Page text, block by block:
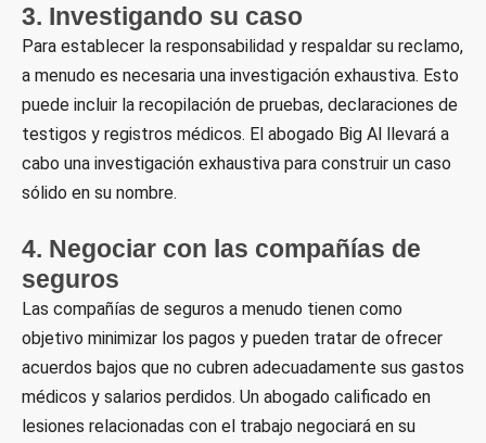
3. Investigando su caso
Para establecer la responsabilidad y respaldar su reclamo,
a menudo es necesaria una investigación exhaustiva. Esto
puede incluir la recopilación de pruebas, declaraciones de
testigos y registros médicos. El abogado Big Al llevará a
cabo una investigación exhaustiva para construir un caso
sólido en su nombre.
4. Negociar con las compañías de
seguros
Las compañías de seguros a menudo tienen como
objetivo minimizar los pagos y pueden tratar de ofrecer
acuerdos bajos que no cubren adecuadamente sus gastos
médicos y salarios perdidos. Un abogado calificado en
lesiones relacionadas con el trabajo negociará en su